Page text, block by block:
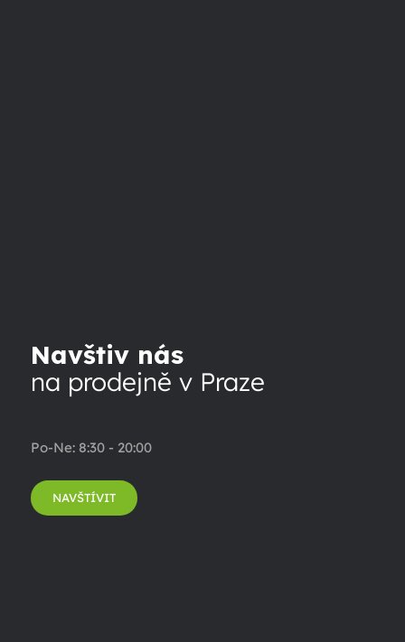
Navštiv nás
na prodejně v Praze
Po-Ne: 8:30 - 20:00
NAVŠTÍVIT